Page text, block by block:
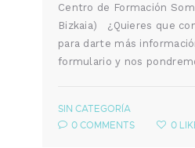
Centro de Formación
Bizkaia) ¿Quieres que
para darte más
formulario y nos
SIN CATEGORÍA
0 COMMENTS 0